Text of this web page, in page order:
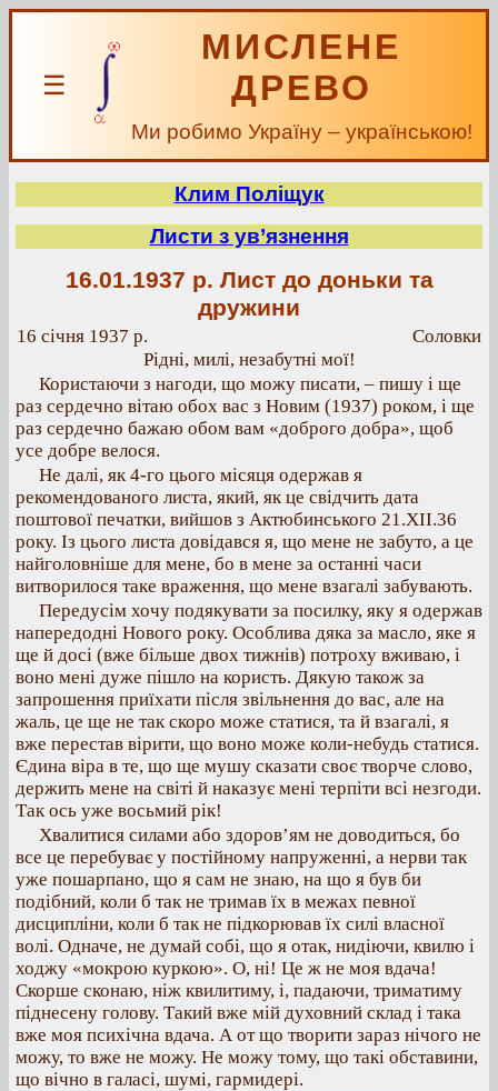
☰
МИСЛЕНЕ
ДРЕВО
Ми робимо Україну – українською!
Клим Поліщук
Листи з ув’язнення
16.01.1937 р. Лист до доньки та
дружини
16 січня 1937 р.
Соловки
Рідні, милі, незабутні мої!
Користаючи з нагоди, що можу писати, – пишу і ще
раз сердечно вітаю обох вас з Новим (1937) роком, і ще
раз сердечно бажаю обом вам «доброго добра», щоб
усе добре велося.
Не далі, як 4-го цього місяця одержав я
рекомендованого листа, який, як це свідчить дата
поштової печатки, вийшов з Актюбинського 21.XII.36
року. Із цього листа довідався я, що мене не забуто, а це
найголовніше для мене, бо в мене за останні часи
витворилося таке враження, що мене взагалі забувають.
Передусім хочу подякувати за посилку, яку я одержав
напередодні Нового року. Особлива дяка за масло, яке я
ще й досі (вже більше двох тижнів) потроху вживаю, і
воно мені дуже пішло на користь. Дякую також за
запрошення приїхати після звільнення до вас, але на
жаль, це ще не так скоро може статися, та й взагалі, я
вже перестав вірити, що воно може коли-небудь статися.
Єдина віра в те, що ще мушу сказати своє творче слово,
держить мене на світі й наказує мені терпіти всі незгоди.
Так ось уже восьмий рік!
Хвалитися силами або здоров’ям не доводиться, бо
все це перебуває у постійному напруженні, а нерви так
уже пошарпано, що я сам не знаю, на що я був би
подібний, коли б так не тримав їх в межах певної
дисципліни, коли б так не підкорював їх силі власної
волі. Одначе, не думай собі, що я отак, нидіючи, квилю і
ходжу «мокрою куркою». О, ні! Це ж не моя вдача!
Скорше сконаю, ніж квилитиму, і, падаючи, триматиму
піднесену голову. Такий вже мій духовний склад і така
вже моя психічна вдача. А от що творити зараз нічого не
можу, то вже не можу. Не можу тому, що такі обставини,
що вічно в галасі, шумі, гармидері.